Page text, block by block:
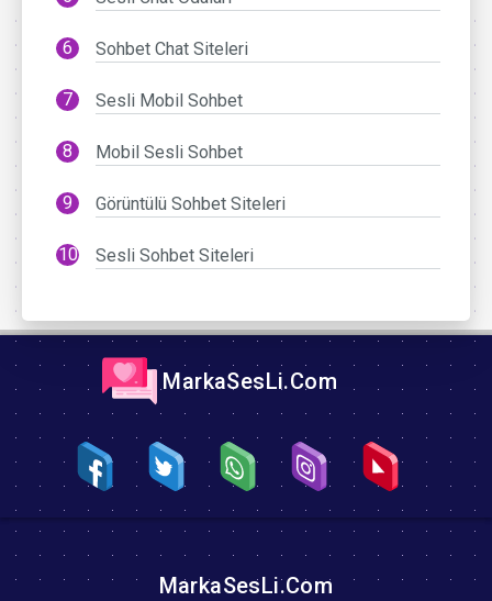
Sohbet Chat Siteleri
Sesli Mobil Sohbet
Mobil Sesli Sohbet
Görüntülü Sohbet Siteleri
Sesli Sohbet Siteleri
MarkaSesLi.Com
MarkaSesLi.Com